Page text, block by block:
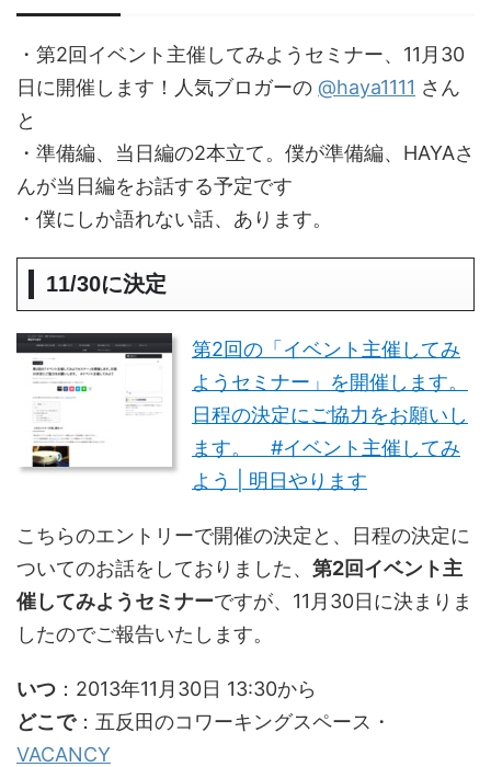
・第2回イベント主催してみようセミナー、11月30
日に開催します！人気ブロガーの @haya1111 さん
と
・準備編、当日編の2本立て。僕が準備編、HAYAさ
んが当日編をお話する予定です
・僕にしか語れない話、あります。
11/30に決定
第2回の「イベント主催してみ
ようセミナー」を開催します。
日程の決定にご協力をお願いし
ます。 #イベント主催してみ
よう | 明日やります
こちらのエントリーで開催の決定と、日程の決定に
ついてのお話をしておりました、 第2回イベント主
催してみようセミナーですが、11月30日に決まりま
したのでご報告いたします。
いつ ：2013年11月30日 13:30から
どこで：五反田のコワーキングスペース・
VACANCY